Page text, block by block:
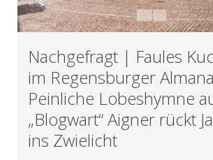
Nachgefragt | Faules
im Regensburger
Peinliche Lobeshymne
„Blogwart“ Aigner rückt
ins Zwielicht